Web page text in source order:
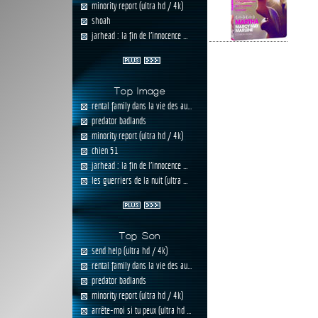
minority report (ultra hd / 4k)
shoah
jarhead : la fin de l'innocence ...
Top Image
rental family dans la vie des au...
predator badlands
minority report (ultra hd / 4k)
chien 51
jarhead : la fin de l'innocence ...
les guerriers de la nuit (ultra ...
Top Son
send help (ultra hd / 4k)
rental family dans la vie des au...
predator badlands
minority report (ultra hd / 4k)
arrête-moi si tu peux (ultra hd ...